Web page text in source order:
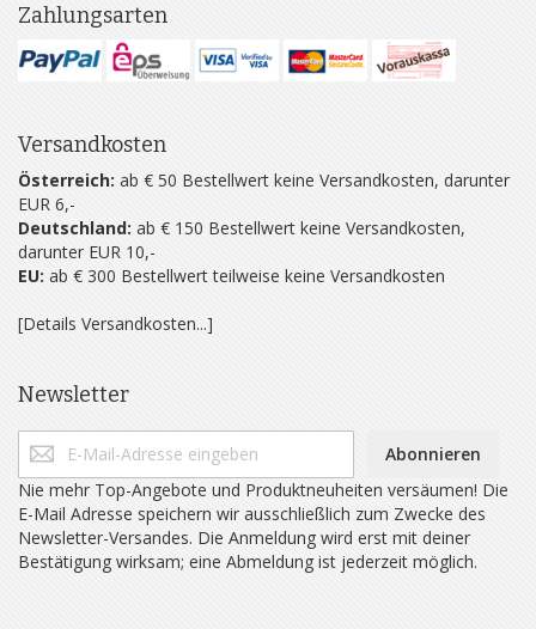
Zahlungsarten
Versandkosten
Österreich: ab € 50 Bestellwert keine Versandkosten, darunter
EUR 6,-
Deutschland: ab € 150 Bestellwert keine Versandkosten,
darunter EUR 10,-
EU: ab € 300 Bestellwert teilweise keine Versandkosten
[Details Versandkosten...]
Newsletter
Abonnieren
Nie mehr Top-Angebote und Produktneuheiten versäumen! Die
E-Mail Adresse speichern wir ausschließlich zum Zwecke des
Newsletter-Versandes. Die Anmeldung wird erst mit deiner
Bestätigung wirksam; eine Abmeldung ist jederzeit möglich.